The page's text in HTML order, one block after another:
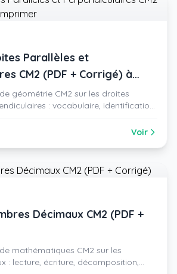
Parallèles et
CM2 (PDF + Corrigé) à
géométrie CM2 sur les droites
: vocabulaire, identification,
Voir
Décimaux CM2 (PDF +
mathématiques CM2 sur les
: lecture, écriture, décomposition,